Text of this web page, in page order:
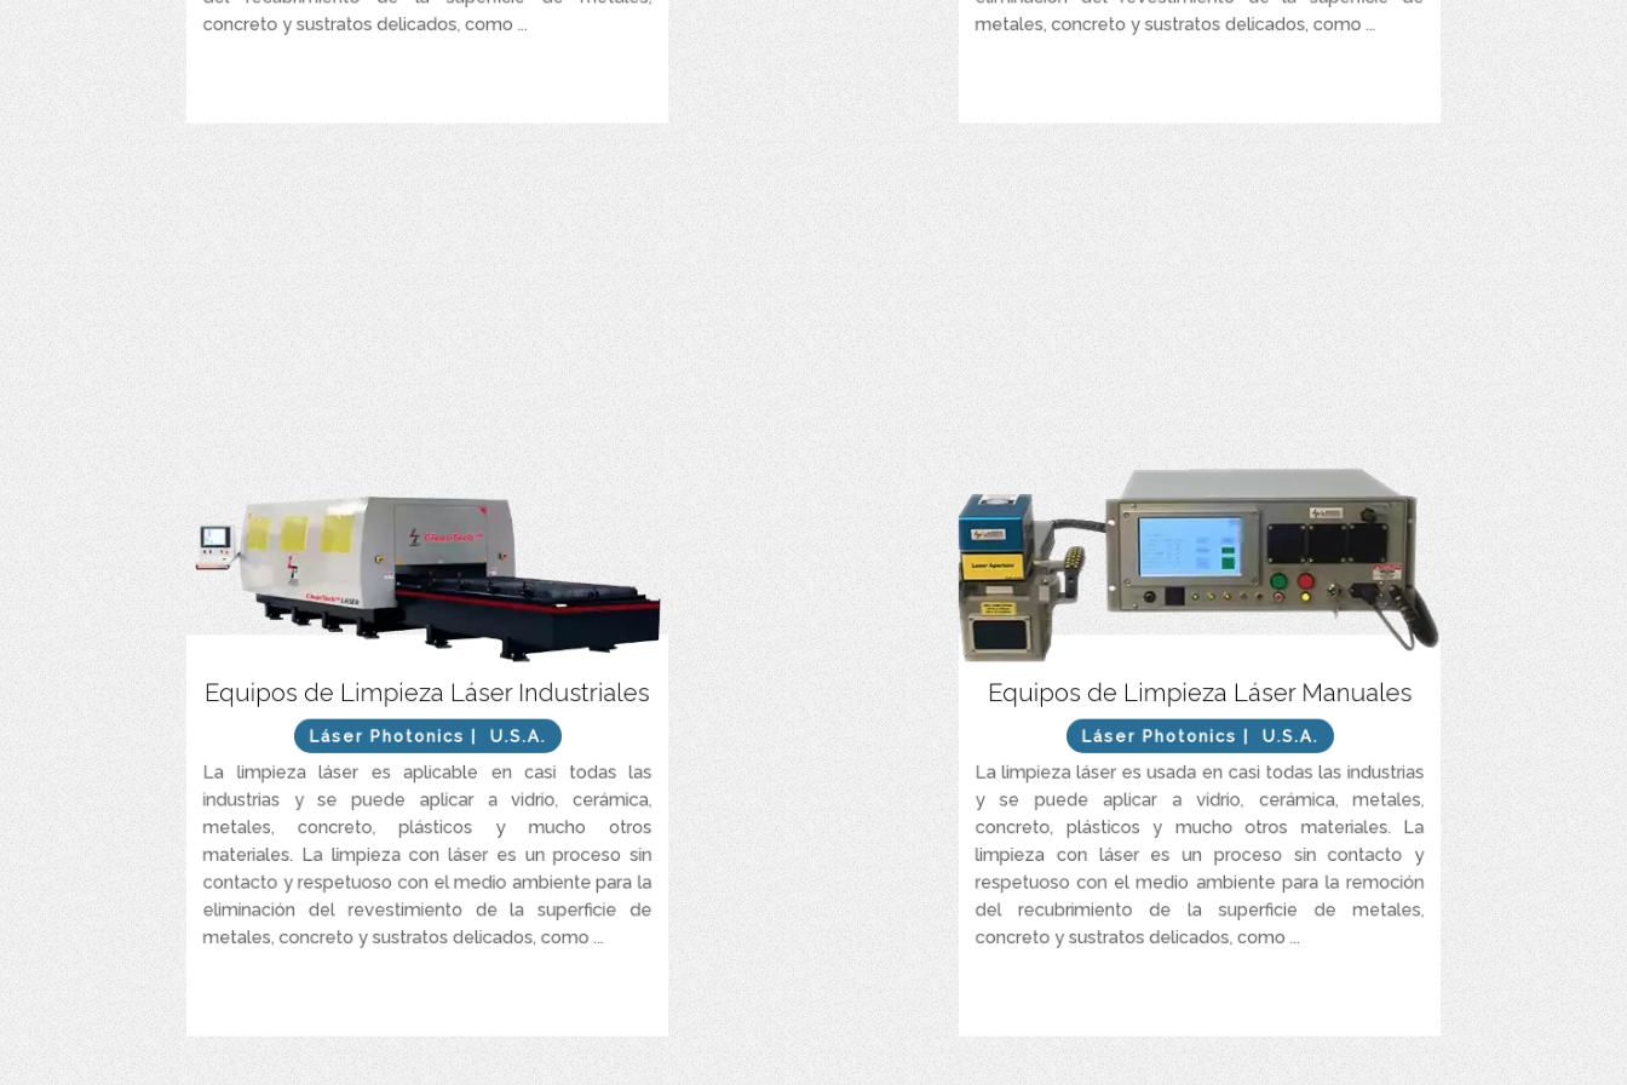
concreto y sustratos delicados, como ...
metales, concreto y sustratos delicados, como ...rendimiento
Equipos de Limpieza Láser Industriales
Láser Photonics | U.S.A.
La limpieza láser es aplicable en casi todas las
industrias y se puede aplicar a vidrio, cerámica,
metales, concreto, plásticos y mucho otros
materiales. La limpieza con láser es un proceso sin
contacto y respetuoso con el medio ambiente para la
eliminación del revestimiento de la superficie de
metales, concreto y sustratos delicados, como ...
Sistema completo de limpieza Láser y acondicionamiento de
superficies de alta precisión y grado industrial seguro y ecológico,
rápido, preciso e increíblemente productivo.
industrial, eliminación de óxido, eliminación de pintura y
preparación de superficies.
La tecnología patentada, CleanTech™ limpia materiales más
rápido y mejor que otros sistemas en el mercado.
Sistema láser accionado a través de la pulsación de un botón y
refrigerado por aire, que garantiza una limpieza láser de alto
rendimiento
Equipos de Limpieza Láser Manuales
Láser Photonics | U.S.A.
La limpieza láser es usada en casi todas las industrias
y se puede aplicar a vidrio, cerámica, metales,
concreto, plásticos y mucho otros materiales. La
limpieza con láser es un proceso sin contacto y
respetuoso con el medio ambiente para la remoción
del recubrimiento de la superficie de metales,
concreto y sustratos delicados, como ...
Sistema completo de limpieza Láser y acondicionamiento de
superficies de alta precisión y grado industrial seguro y ecológico,
rápido, preciso e increíblemente productivo.
industrial, remoción de óxido, remoción de pintura y preparación
de superficies.
La tecnología patentada, CleanTech™ limpia materiales más
rápido y mejor que otros sistemas en el mercado.
Sistema láser es accionado al pulsar un botón y refrigeración por
aire, que garantiza una limpieza láser de alto rendimiento